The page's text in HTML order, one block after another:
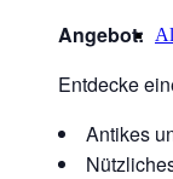
Angebot:
Entdecke
Antikes